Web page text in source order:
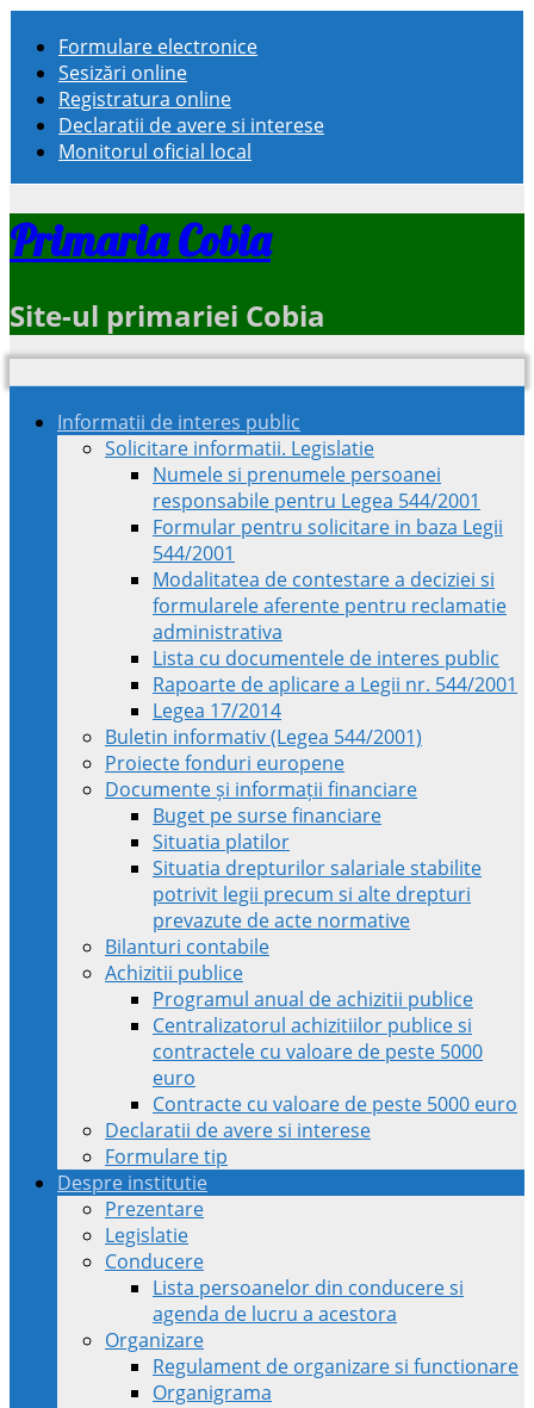
Formulare electronice
Sesizări online
Registratura online
Declaratii de avere si interese
Monitorul oficial local
Primaria Cobia
Site-ul primariei Cobia
Informatii de interes public
Solicitare informatii. Legislatie
Numele si prenumele persoanei
responsabile pentru Legea 544/2001
Formular pentru solicitare in baza Legii
544/2001
Modalitatea de contestare a deciziei si
formularele aferente pentru reclamatie
administrativa
Lista cu documentele de interes public
Rapoarte de aplicare a Legii nr. 544/2001
Legea 17/2014
Buletin informativ (Legea 544/2001)
Proiecte fonduri europene
Documente și informații financiare
Buget pe surse financiare
Situatia platilor
Situatia drepturilor salariale stabilite
potrivit legii precum si alte drepturi
prevazute de acte normative
Bilanturi contabile
Achizitii publice
Programul anual de achizitii publice
Centralizatorul achizitiilor publice si
contractele cu valoare de peste 5000
euro
Contracte cu valoare de peste 5000 euro
Declaratii de avere si interese
Formulare tip
Despre institutie
Prezentare
Legislatie
Conducere
Lista persoanelor din conducere si
agenda de lucru a acestora
Organizare
Regulament de organizare si functionare
Organigrama